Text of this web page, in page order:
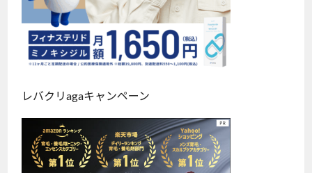
レバクリagaキャンペーン